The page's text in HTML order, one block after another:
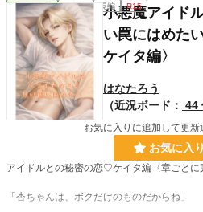
キャラ文芸 連載中 長編 R15
小悪魔アイド
い罠にはめた
ケイタ編〉
はなたろう
（近況ボード： 44
お気に入りに追加して更新
お気に入
アイドルとの秘密の恋♡ケイタ編〈章ごとに
「杏ちゃんは、ボクだけのものだからね」